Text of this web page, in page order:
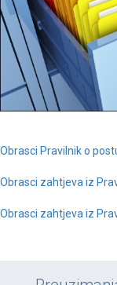
Obrasci Pravilnik o
Obrasci zahtjeva iz
Obrasci zahtjeva iz